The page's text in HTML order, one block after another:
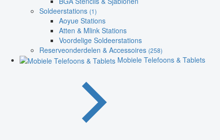
Soldeerstations (1)
Aoyue Stations
Atten & Mlink Stations
Voordelige Soldeerstations
Reserveonderdelen & Accessoires (258)
Mobiele Telefoons & Tablets